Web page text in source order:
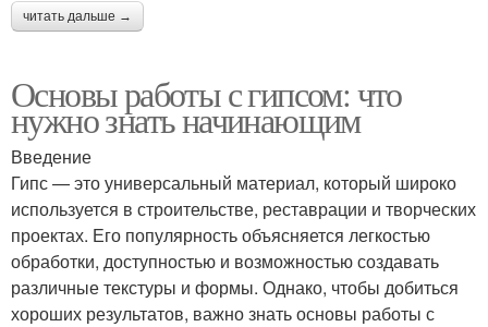
читать дальше →
Основы работы с гипсом: что
нужно знать начинающим
Введение
Гипс — это универсальный материал, который широко
используется в строительстве, реставрации и творческих
проектах. Его популярность объясняется легкостью
обработки, доступностью и возможностью создавать
различные текстуры и формы. Однако, чтобы добиться
хороших результатов, важно знать основы работы с